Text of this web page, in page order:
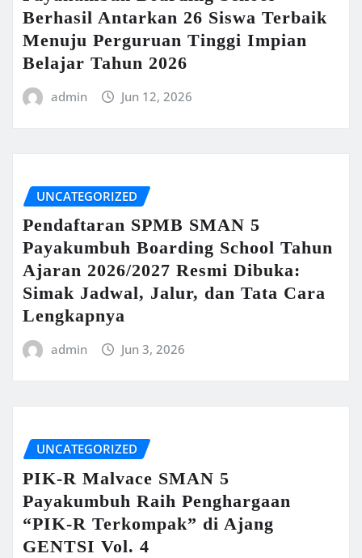
Berhasil Antarkan 26 Siswa Terbaik
Menuju Perguruan Tinggi Impian
Belajar Tahun 2026
admin Jun 12, 2026
UNCATEGORIZED
Pendaftaran SPMB SMAN 5
Payakumbuh Boarding School Tahun
Ajaran 2026/2027 Resmi Dibuka:
Simak Jadwal, Jalur, dan Tata Cara
Lengkapnya
admin Jun 3, 2026
UNCATEGORIZED
PIK-R Malvace SMAN 5
Payakumbuh Raih Penghargaan
“PIK-R Terkompak” di Ajang
GENTSI Vol. 4